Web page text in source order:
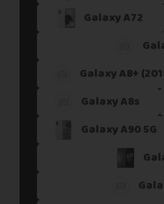
Galaxy A72
Galaxy A8+
Galaxy A8s
Galaxy A90 5G